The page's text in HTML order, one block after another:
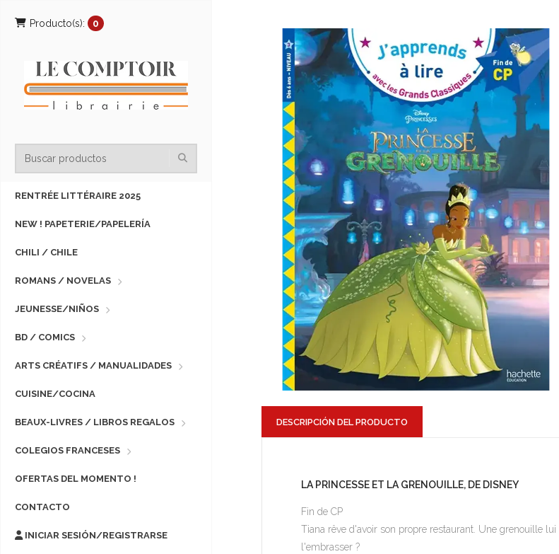
Producto(s): 0
RENTRÉE LITTÉRAIRE 2025
NEW ! PAPETERIE/PAPELERÍA
CHILI / CHILE
ROMANS / NOVELAS
JEUNESSE/NIÑOS
BD / COMICS
ARTS CRÉATIFS / MANUALIDADES
CUISINE/COCINA
BEAUX-LIVRES / LIBROS REGALOS
COLEGIOS FRANCESES
OFERTAS DEL MOMENTO !
CONTACTO
INICIAR SESIÓN/REGISTRARSE
DESCRIPCIÓN DEL PRODUCTO
LA PRINCESSE ET LA GRENOUILLE, DE DISNEY
Fin de CP
Tiana rêve d'avoir son propre restaurant. Une grenouille
l'embrasser ?